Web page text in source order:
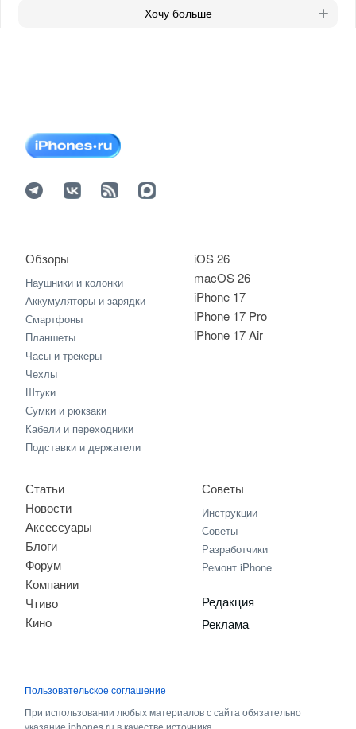
Хочу больше
iOS 26
macOS 26
iPhone 17
iPhone 17 Pro
iPhone 17 Air
Обзоры
Наушники и колонки
Аккумуляторы и зарядки
Смартфоны
Планшеты
Часы и трекеры
Чехлы
Штуки
Сумки и рюкзаки
Кабели и переходники
Подставки и держатели
Статьи
Новости
Аксессуары
Блоги
Форум
Компании
Чтиво
Кино
Советы
Инструкции
Советы
Разработчики
Ремонт iPhone
Редакция
Реклама
Пользовательское соглашение
При использовании любых материалов с сайта обязательно
указание iphones.ru в качестве источника.